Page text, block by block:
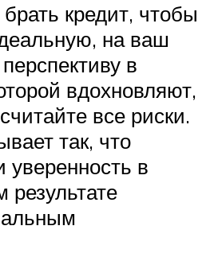
кредит, чтобы
на ваш
в
вдохновляют,
все риски.
так, что
уверенность в
результате